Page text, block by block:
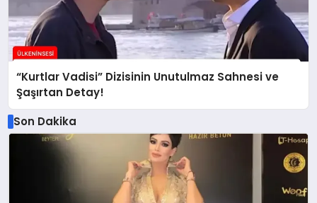
“Kurtlar Vadisi” Dizisinin Unutulmaz Sahnesi ve
Şaşırtan Detay!
Son Dakika